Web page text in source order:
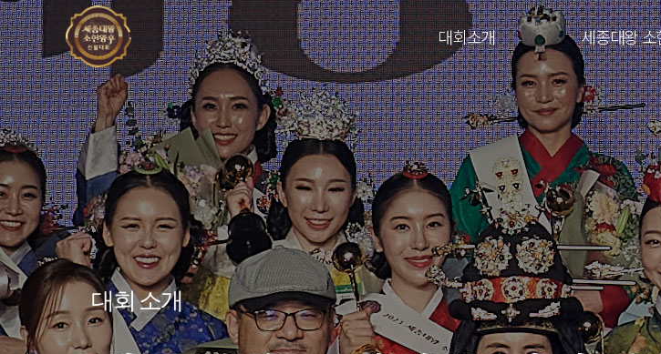
대회소개 세종대왕 소
대회 소개